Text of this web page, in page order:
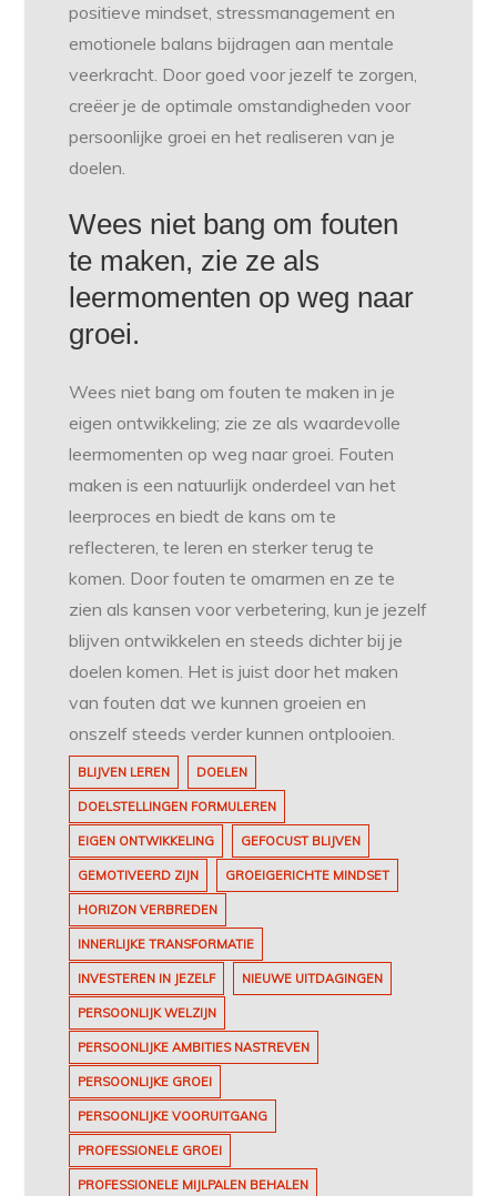
positieve mindset, stressmanagement en
emotionele balans bijdragen aan mentale
veerkracht. Door goed voor jezelf te zorgen,
creëer je de optimale omstandigheden voor
persoonlijke groei en het realiseren van je
doelen.
Wees niet bang om fouten
te maken, zie ze als
leermomenten op weg naar
groei.
Wees niet bang om fouten te maken in je
eigen ontwikkeling; zie ze als waardevolle
leermomenten op weg naar groei. Fouten
maken is een natuurlijk onderdeel van het
leerproces en biedt de kans om te
reflecteren, te leren en sterker terug te
komen. Door fouten te omarmen en ze te
zien als kansen voor verbetering, kun je jezelf
blijven ontwikkelen en steeds dichter bij je
doelen komen. Het is juist door het maken
van fouten dat we kunnen groeien en
onszelf steeds verder kunnen ontplooien.
BLIJVEN LEREN DOELEN
DOELSTELLINGEN FORMULEREN
EIGEN ONTWIKKELING GEFOCUST BLIJVEN
GEMOTIVEERD ZIJN GROEIGERICHTE MINDSET
HORIZON VERBREDEN
INNERLIJKE TRANSFORMATIE
INVESTEREN IN JEZELF NIEUWE UITDAGINGEN
PERSOONLIJK WELZIJN
PERSOONLIJKE AMBITIES NASTREVEN
PERSOONLIJKE GROEI
PERSOONLIJKE VOORUITGANG
PROFESSIONELE GROEI
PROFESSIONELE MIJLPALEN BEHALEN